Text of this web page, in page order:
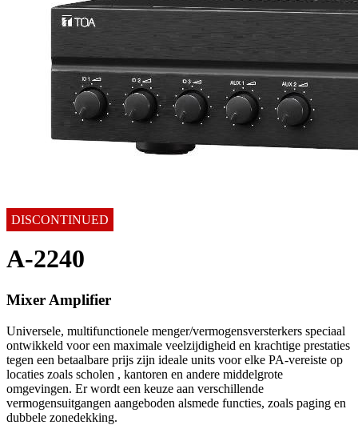
DISCONTINUED
A-2240
Mixer Amplifier
Universele, multifunctionele menger/vermogensversterkers speciaal
ontwikkeld voor een maximale veelzijdigheid en krachtige prestaties
tegen een betaalbare prijs zijn ideale units voor elke PA-vereiste op
locaties zoals scholen , kantoren en andere middelgrote
omgevingen. Er wordt een keuze aan verschillende
vermogensuitgangen aangeboden alsmede functies, zoals paging en
dubbele zonedekking.